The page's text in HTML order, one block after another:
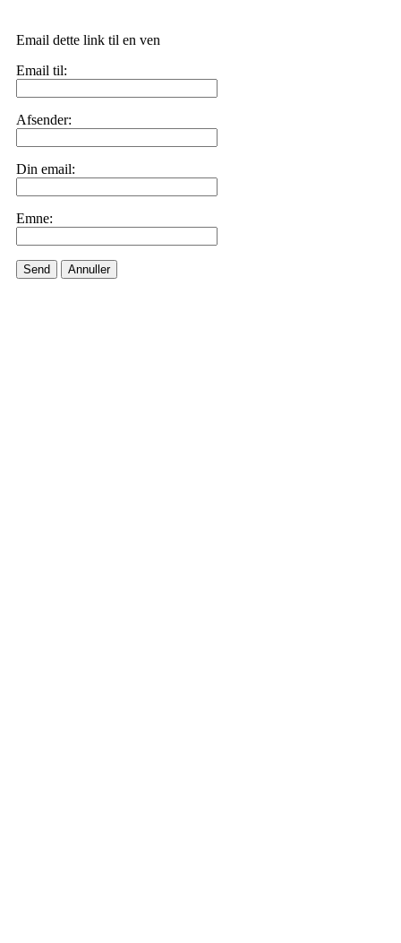
Email dette link til en ven
Email til:
Afsender:
Din email:
Emne:
Send Annuller